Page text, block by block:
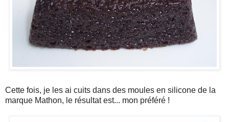
Cette fois, je les ai cuits dans des moules en silicone de la
marque Mathon, le résultat est... mon préféré !